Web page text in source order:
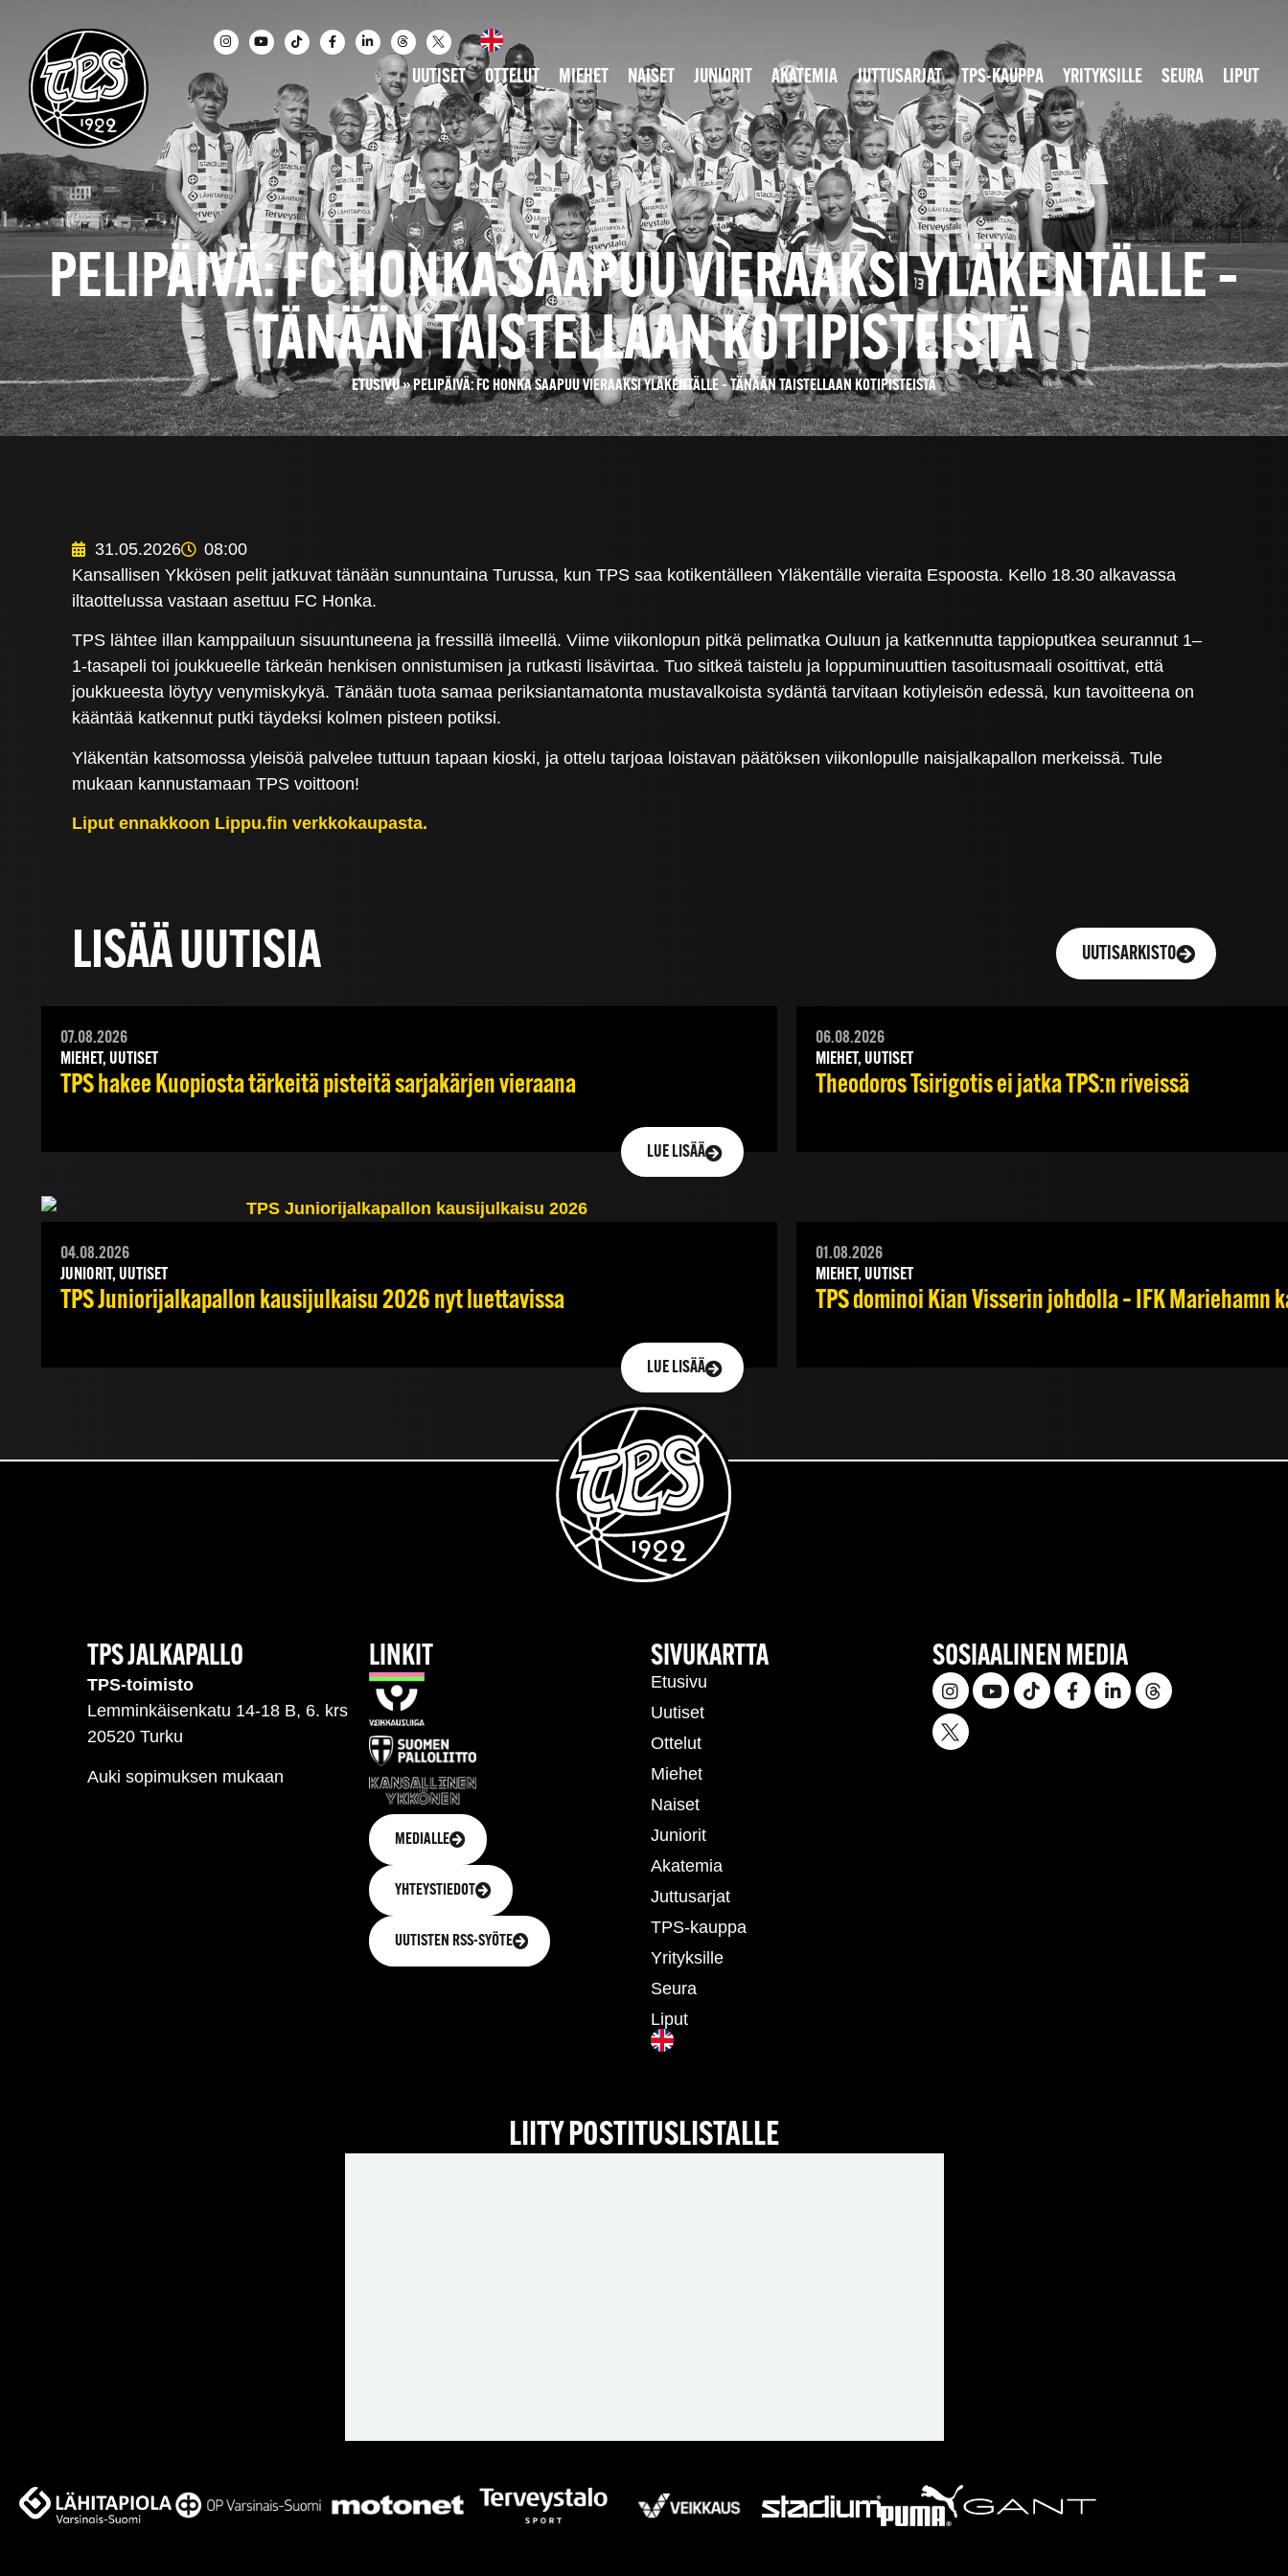
UUTISET OTTELUT MIEHET NAISET JUNIORIT AKATEMIA JUTTUSARJAT TPS-KAUPPA YRITYKSILLE SEURA LIPUT
PELIPÄIVÄ: FC HONKA SAAPUU VIERAAKSI YLÄKENTÄLLE –
TÄNÄÄN TAISTELLAAN KOTIPISTEISTÄ
ETUSIVU»PELIPÄIVÄ: FC HONKA SAAPUU VIERAAKSI YLÄKENTÄLLE – TÄNÄÄN TAISTELLAAN KOTIPISTEISTÄ
31.05.2026
08:00
Kansallisen Ykkösen pelit jatkuvat tänään sunnuntaina Turussa, kun TPS saa kotikentälleen Yläkentälle vieraita Espoosta. Kello 18.30 alkavassa
iltaottelussa vastaan asettuu FC Honka.
TPS lähtee illan kamppailuun sisuuntuneena ja fressillä ilmeellä. Viime viikonlopun pitkä pelimatka Ouluun ja katkennutta tappioputkea seurannut 1–
1-tasapeli toi joukkueelle tärkeän henkisen onnistumisen ja rutkasti lisävirtaa. Tuo sitkeä taistelu ja loppuminuuttien tasoitusmaali osoittivat, että
joukkueesta löytyy venymiskykyä. Tänään tuota samaa periksiantamatonta mustavalkoista sydäntä tarvitaan kotiyleisön edessä, kun tavoitteena on
kääntää katkennut putki täydeksi kolmen pisteen potiksi.
Yläkentän katsomossa yleisöä palvelee tuttuun tapaan kioski, ja ottelu tarjoaa loistavan päätöksen viikonlopulle naisjalkapallon merkeissä. Tule
mukaan kannustamaan TPS voittoon!
Liput ennakkoon Lippu.fin verkkokaupasta.
LISÄÄ UUTISIA UUTISARKISTO
07.08.2026
MIEHET, UUTISET
TPS hakee Kuopiosta tärkeitä pisteitä sarjakärjen vieraana
LUE LISÄÄ
06.08.2026
MIEHET, UUTISET
Theodoros Tsirigotis ei jatka TPS:n riveissä
04.08.2026
JUNIORIT, UUTISET
TPS Juniorijalkapallon kausijulkaisu 2026 nyt luettavissa
LUE LISÄÄ
01.08.2026
MIEHET, UUTISET
TPS dominoi Kian Visserin johdolla – IFK Mariehamn
TPS JALKAPALLO
TPS-toimisto
Lemminkäisenkatu 14-18 B, 6. krs
20520 Turku
Auki sopimuksen mukaan
LINKIT
MEDIALLE
YHTEYSTIEDOT
UUTISTEN RSS-SYÖTE
SIVUKARTTA
Etusivu
Uutiset
Ottelut
Miehet
Naiset
Juniorit
Akatemia
Juttusarjat
TPS-kauppa
Yrityksille
Seura
Liput
SOSIAALINEN MEDIA
LIITY POSTITUSLISTALLE